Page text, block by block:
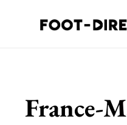
France-